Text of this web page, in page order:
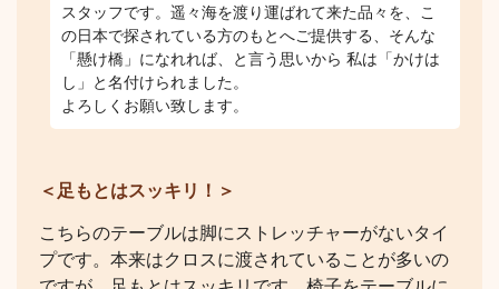
スタッフです。遥々海を渡り運ばれて来た品々を、こ
の日本で探されている方のもとへご提供する、そんな
「懸け橋」になれれば、と言う思いから 私は「かけは
し」と名付けられました。
よろしくお願い致します。
＜足もとはスッキリ！＞
こちらのテーブルは脚にストレッチャーがないタイ
プです。本来はクロスに渡されていることが多いの